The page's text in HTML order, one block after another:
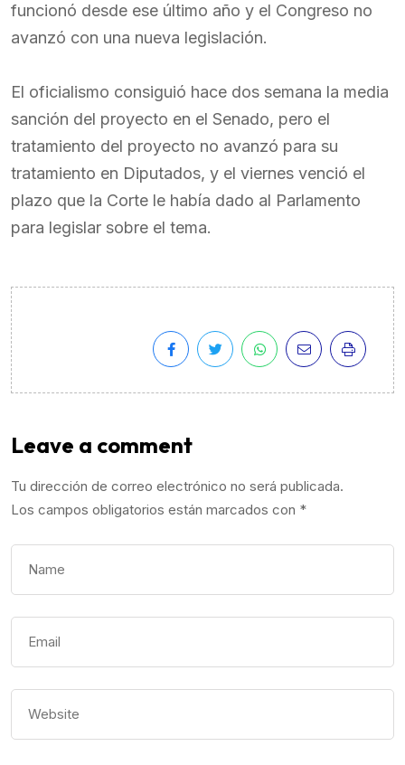
funcionó desde ese último año y el Congreso no
avanzó con una nueva legislación.
El oficialismo consiguió hace dos semana la media
sanción del proyecto en el Senado, pero el
tratamiento del proyecto no avanzó para su
tratamiento en Diputados, y el viernes venció el
plazo que la Corte le había dado al Parlamento
para legislar sobre el tema.
Leave a comment
Tu dirección de correo electrónico no será publicada.
Los campos obligatorios están marcados con *